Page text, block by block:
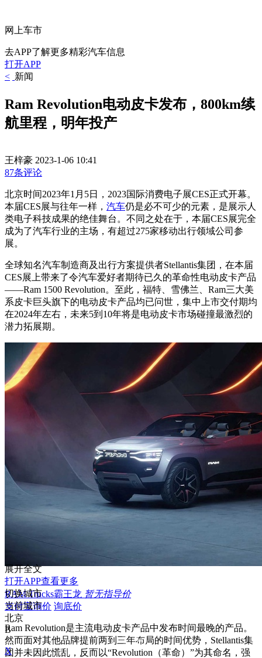
网上车市
去APP了解更多精彩汽车信息
打开APP
< 新闻
Ram Revolution电动皮卡发布，800km续
航里程，明年投产
王梓豪 2023-1-06 10:41
87条评论
北京时间2023年1月5日，2023国际消费电子展CES正式开幕。
本届CES展与往年一样， 汽车仍是必不可少的元素，是展示人
类电子科技成果的绝佳舞台。不同之处在于，本届CES展完全
成为了汽车行业的主场， 有超过275家移动出行领域公司参
展。
全球知名汽车制造商及出行方案提供者Stellantis集团，在本届
CES展上带来了令汽车爱好者期待已久的革命性电动皮卡产品
——Ram 1500 Revolution。至此，福特、雪佛兰、Ram三大美
系皮卡巨头旗下的电动皮卡产品均已问世，集中上市交付期均
在2024年左右，未来5到10年将是电动皮卡市场碰撞最激烈的
潜力拓展期。
RAM Trucks霸王龙 暂无指导价
支付宝询价 询底价
Ram Revolution是主流电动皮卡产品中发布时间最晚的产品。
然而面对其他品牌提前两到三年布局的时间优势，Stellantis集
团并未因此慌乱，反而以“Revolution（革命）”为其命名，强
展开全文
打开APP查看更多
切换城市
当前城市
北京
B
X